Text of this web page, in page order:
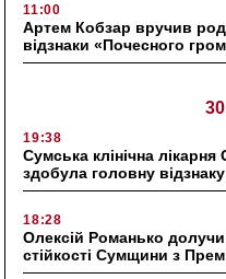
11:00
Артем Кобзар вручив
відзнаки «Почесного
19:38
Сумська клінічна
здобула головну
18:28
Олексій Романько
стійкості Сумщини з